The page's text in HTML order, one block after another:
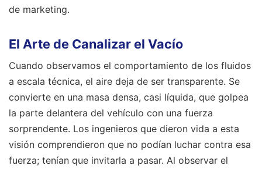
de marketing.
El Arte de Canalizar el Vacío
Cuando observamos el comportamiento de los fluidos
a escala técnica, el aire deja de ser transparente. Se
convierte en una masa densa, casi líquida, que golpea
la parte delantera del vehículo con una fuerza
sorprendente. Los ingenieros que dieron vida a esta
visión comprendieron que no podían luchar contra esa
fuerza; tenían que invitarla a pasar. Al observar el